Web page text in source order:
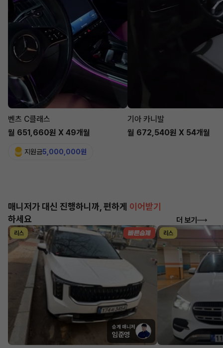
벤츠 C클래스
월 651,660원 X 49개월
지원금5,000,000원
기아 카니발
월 672,540원 X 54개월
매니저가 대신 진행하니까, 편하게 이어받기
하세요
더 보기
리스
승계 매니저
임준영
리스